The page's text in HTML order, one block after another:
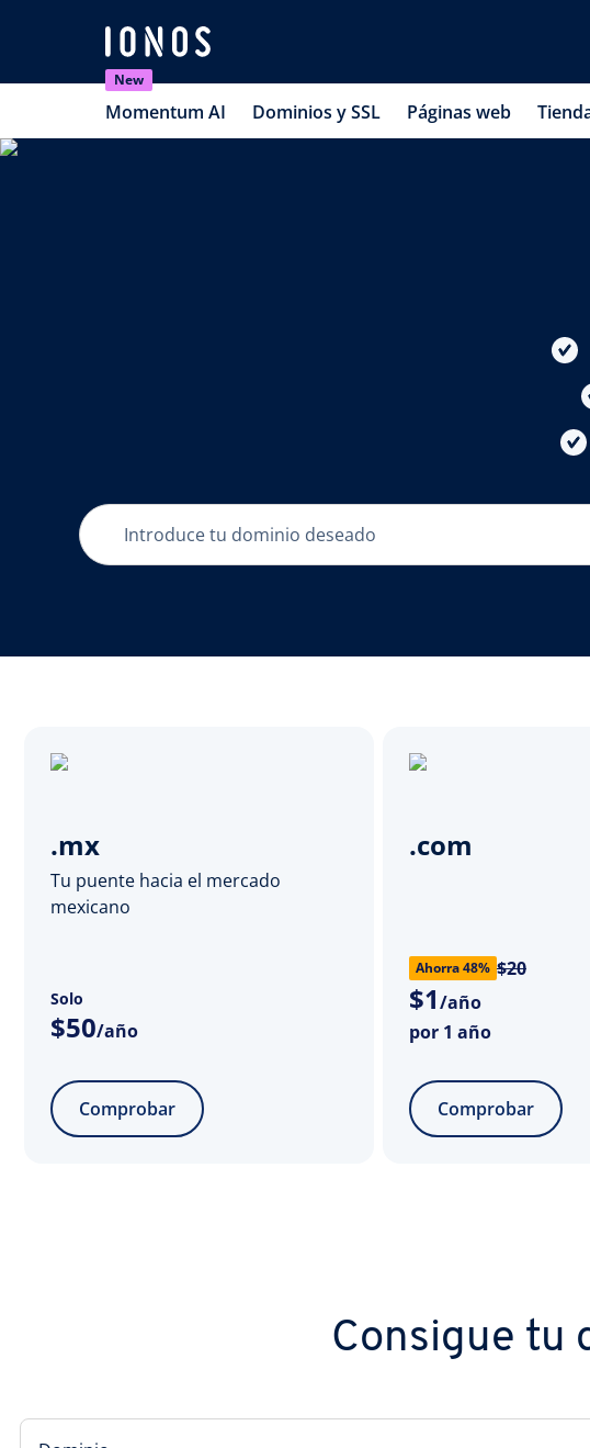
New
Momentum AI Dominios y SSL Páginas web
.mx
Tu puente hacia el mercado
mexicano
Solo
$50/año
Comprobar
.com
Ahorra 48% $20
$1/año
por 1 año
Comprobar
Consigue tu